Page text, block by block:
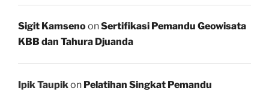
Sigit KamsenoonSertifikasi Pemandu Geowisata
KBB dan Tahura Djuanda
Ipik Taupikon Pelatihan Singkat Pemandu